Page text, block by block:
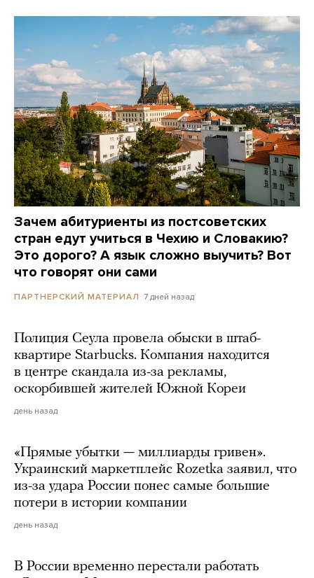
Зачем абитуриенты из постсоветских
стран едут учиться в Чехию и Словакию?
Это дорого? А язык сложно выучить? Вот
что говорят они сами
ПАРТНЕРСКИЙ МАТЕРИАЛ 7 дней назад
Полиция Сеула провела обыски в штаб-
квартире Starbucks. Компания находится
в центре скандала из-за рекламы,
оскорбившей жителей Южной Кореи
день назад
«Прямые убытки — миллиарды гривен».
Украинский маркетплейс Rozetka заявил, что
из-за удара России понес самые большие
потери в истории компании
день назад
В России временно перестали работать